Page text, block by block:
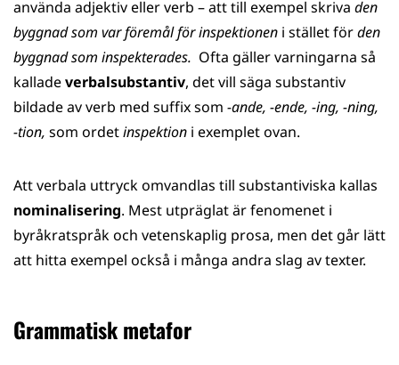
använda adjektiv eller verb – att till exempel skriva den
byggnad som var föremål för inspektionen i stället förden
byggnad som inspekterades. Ofta gäller varningarna så
kalladeverbalsubstantiv, det vill säga substantiv
bildade av verb med suffix som -ande, -ende, -ing, -ning,
-tion, som ordetinspektion i exemplet ovan.
Att verbala uttryck omvandlas till substantiviska kallas
nominalisering. Mest utpräglat är fenomenet i
byråkratspråk och vetenskaplig prosa, men det går lätt
att hitta exempel också i många andra slag av texter.
Grammatisk metafor